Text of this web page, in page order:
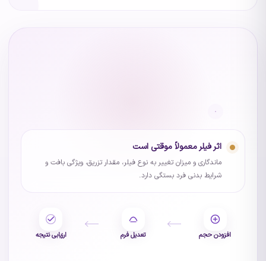
اثر فیلر معمولاً موقتی است
ماندگاری و میزان تغییر به نوع فیلر، مقدار تزریق، ویژگی بافت و
شرایط بدنی فرد بستگی دارد.
افزودن حجم تعدیل فرم ارزیابی نتیجه